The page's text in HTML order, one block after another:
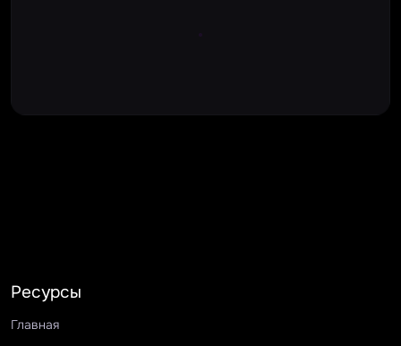
Ресурсы
Главная